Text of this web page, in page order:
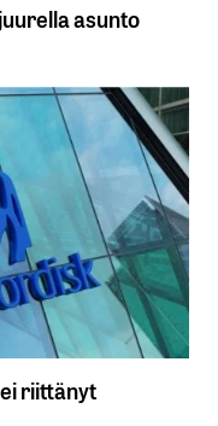
asunto
riittänyt